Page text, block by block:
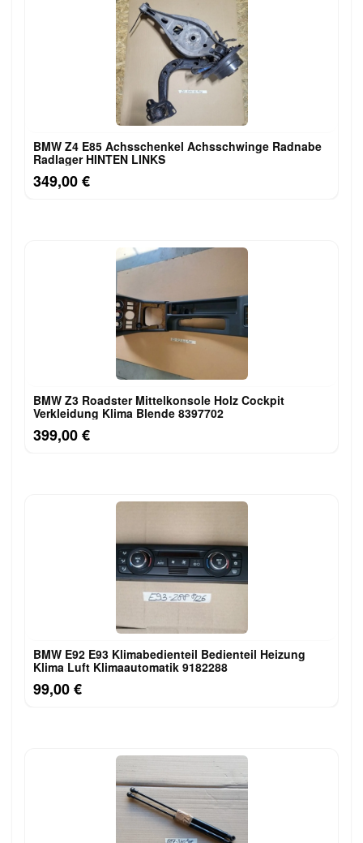
BMW Z4 E85 Achsschenkel Achsschwinge Radnabe
Radlager HINTEN LINKS
349,00 €
BMW Z3 Roadster Mittelkonsole Holz Cockpit
Verkleidung Klima Blende 8397702
399,00 €
BMW E92 E93 Klimabedienteil Bedienteil Heizung
Klima Luft Klimaautomatik 9182288
99,00 €